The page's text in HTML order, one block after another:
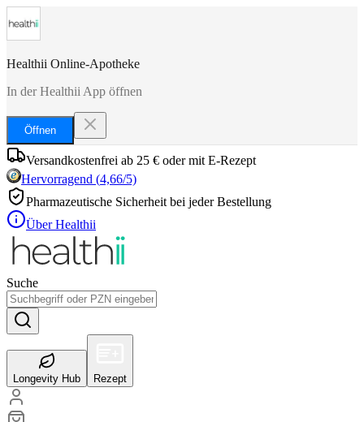
Healthii Online-Apotheke
In der Healthii App öffnen
Öffnen
Versandkostenfrei ab 25 € oder mit E-Rezept
Hervorragend (4,66/5)
Pharmazeutische Sicherheit bei jeder Bestellung
Über Healthii
Suche
Longevity Hub Rezept